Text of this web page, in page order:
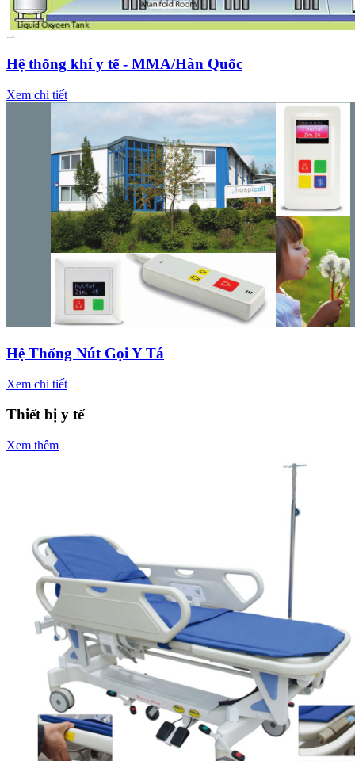
Hệ thống khí y tế - MMA/Hàn Quốc
Xem chi tiết
Hệ Thống Nút Gọi Y Tá
Xem chi tiết
Thiết bị y tế
Xem thêm